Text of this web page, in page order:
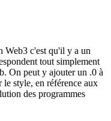
Web3 c'est qu'il y a un
tout simplement
On peut y ajouter un .0 à
style, en référence aux
des programmes